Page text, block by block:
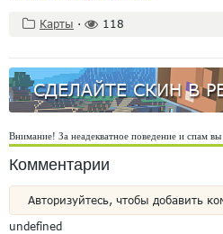
Карты · 118
СДЕЛАЙТЕ СКИН В
Внимание! За неадекватное поведение и спам вы
Комментарии
Авторизуйтесь, чтобы добавить
undefined